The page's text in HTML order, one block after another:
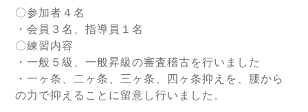
〇参加者４名
・会員３名、指導員１名
〇練習内容
・一般５級、一般昇級の審査稽古を行いました
・一ヶ条、二ヶ条、三ヶ条、四ヶ条抑えを、腰から
の力で抑えることに留意し行いました。